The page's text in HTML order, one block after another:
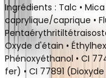
Ingrédients : Talc •
caprylique/caprique •
Oxyde d'étain •
Phénoxyéthanol • CI
fer) • CI 77891